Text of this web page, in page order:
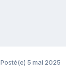
Posté(e) 5 mai 2025